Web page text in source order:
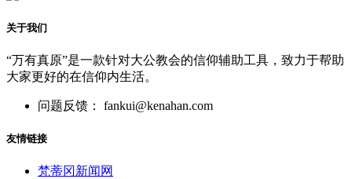
关于我们
“万有真原”是一款针对大公教会的信仰辅助工具，致力于帮助
大家更好的在信仰内生活。
问题反馈： fankui@kenahan.com
友情链接
梵蒂冈新闻网